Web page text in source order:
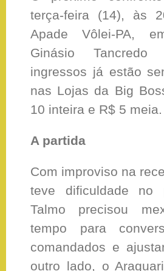
terça-feira (14), às
Apade Vôlei-PA,
Ginásio
ingressos já estão
nas Lojas da Big
10 inteira e R$ 5 meia.
A partida
Com improviso na
teve dificuldade no
Talmo precisou
tempo para
comandados e
outro lado, o